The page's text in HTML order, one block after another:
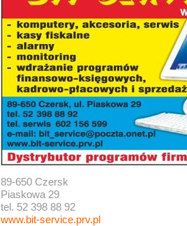
89-650 Czersk
Piaskowa 29
tel. 52 398 88 92
www.bit-service.prv.pl